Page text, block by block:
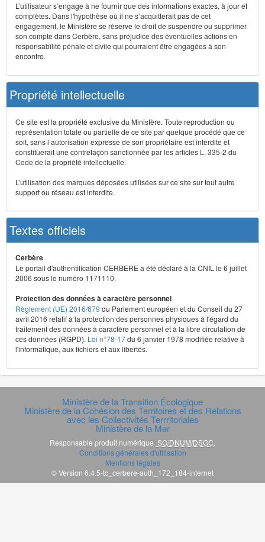
L’utilisateur s’engage à ne fournir que des informations exactes, à jour et
complètes. Dans l'hypothèse où il ne s’acquitterait pas de cet
engagement, le Ministère se réserve le droit de suspendre ou supprimer
son compte dans Cerbère, sans préjudice des éventuelles actions en
responsabilité pénale et civile qui pourraient être engagées à son
encontre.
Propriété intellectuelle
Ce site est la propriété exclusive du Ministère. Toute reproduction ou
représentation totale ou partielle de ce site par quelque procédé que ce
soit, sans l’autorisation expresse de son propriétaire est interdite et
constituerait une contrefaçon sanctionnée par les articles L. 335-2 du
Code de la propriété intellectuelle.
L’utilisation des marques déposées utilisées sur ce site sur tout autre
support ou réseau est interdite.
Textes officiels
Cerbère
Le portail d'authentification CERBERE a été déclaré à la CNIL le 6 juillet
2006 sous le numéro 1171110.
Protection des données à caractère personnel
Règlement (UE) 2016/679 du Parlement européen et du Conseil du 27
avril 2016 relatif à la protection des personnes physiques à l'égard du
traitement des données à caractère personnel et à la libre circulation de
ces données (RGPD). Loi n°78-17du 6 janvier 1978 modifiée relative à
l'informatique, aux fichiers et aux libertés.
Ministère de la Transition Écologique
Ministère de la Cohésion des Territoires et des Relations
avec les Collectivités Terrritoriales
Ministère de la Mer
Responsable produit numérique SG/DNUM/DSGC
Conditions générales d'utilisation
Mentions légales
© Version 6.4.5-tc_cerbere-auth_172_184-internet